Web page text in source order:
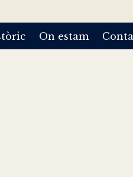
On estam